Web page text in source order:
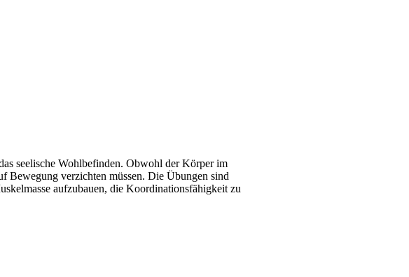
seelische Wohlbefinden. Obwohl der Körper im
Bewegung verzichten müssen. Die Übungen sind
aufzubauen, die Koordinationsfähigkeit zu